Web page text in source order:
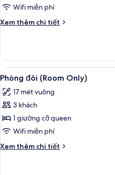
Twin
Room
Breakfast
Included
Wifi miễn phí
Xem thêm chi tiết
Chi
Twin
Room
-
Breakfast
Included
Xem
tất
cả
ảnh
Phòng
đôi
(Room
Only)
5
Phòng đôi (Room Only)
17 mét vuông
3 khách
1 giường cỡ queen
Wifi miễn phí
Xem thêm chi tiết
Chi